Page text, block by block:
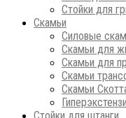
Стойки для
Скамьи
Силовые
Скамьи для
Скамьи для
Скамьи
Скамьи